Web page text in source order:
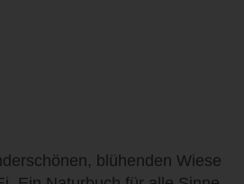
blühenden Wiese